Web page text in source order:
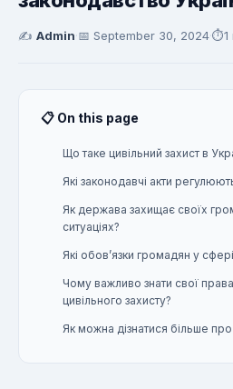
✍️ Admin·📅 September 30, 2024·⏱️1
📋 On this page
Що таке цивільний захист в
Які законодавчі акти
Як держава захищає своїх
ситуаціях?
Які обов’язки громадян у
Чому важливо знати свої
цивільного захисту?
Як можна дізнатися більше про